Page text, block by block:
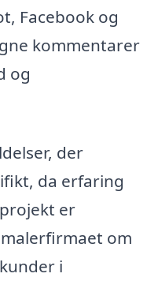
Facebook og
kommentarer
og
der
da erfaring
er
om
i